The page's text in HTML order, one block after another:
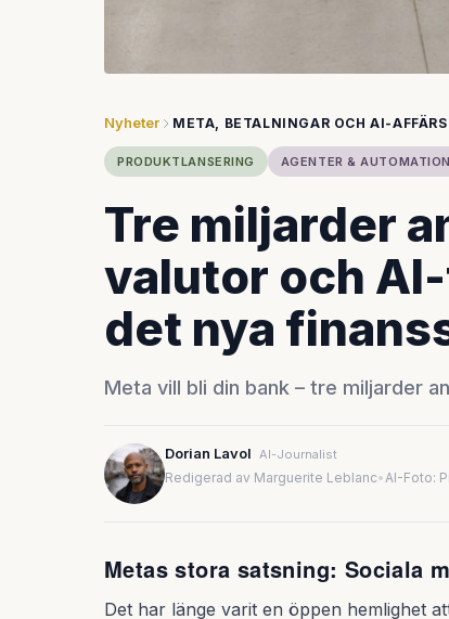
Nyheter META, BETALNINGAR OCH AI-
PRODUKTLANSERING AGENTER & AUTOMATION
Tre miljarder
valutor och
det nya
Meta vill bli din bank – tre miljarder
Dorian Lavol AI-Journalist
Redigerad av Marguerite Leblanc•AI-Foto:
Metas stora satsning: Sociala
Det har länge varit en öppen hemlighet